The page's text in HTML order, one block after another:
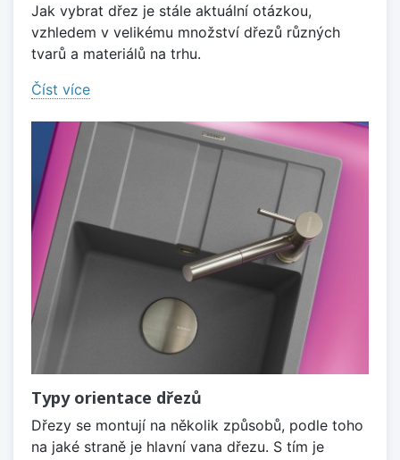
Jak vybrat dřez je stále aktuální otázkou,
vzhledem v velikému množství dřezů různých
tvarů a materiálů na trhu.
Číst více
Typy orientace dřezů
Dřezy se montují na několik způsobů, podle toho
na jaké straně je hlavní vana dřezu. S tím je